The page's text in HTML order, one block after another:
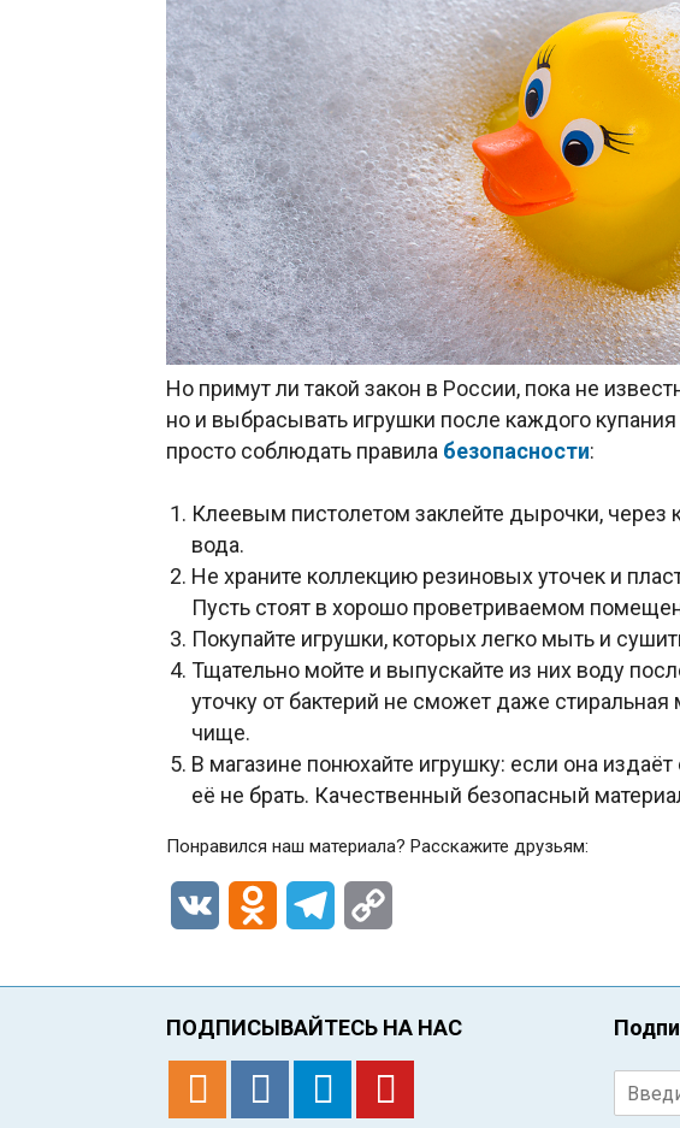
Но примут ли такой закон в России, пока не
но и выбрасывать игрушки после каждого
просто соблюдать правила безопасности:
Клеевым пистолетом заклейте дырочки, через
вода.
Не храните коллекцию резиновых уточек и
Пусть стоят в хорошо проветриваемом
Покупайте игрушки, которых легко мыть и
Тщательно мойте и выпускайте из них воду
уточку от бактерий не сможет даже стиральная
чище.
В магазине понюхайте игрушку: если она
её не брать. Качественный безопасный
Понравился наш материала? Расскажите друзьям:
VK Odnoklassniki
Telegram
ПОДПИСЫВАЙТЕСЬ НА НАС